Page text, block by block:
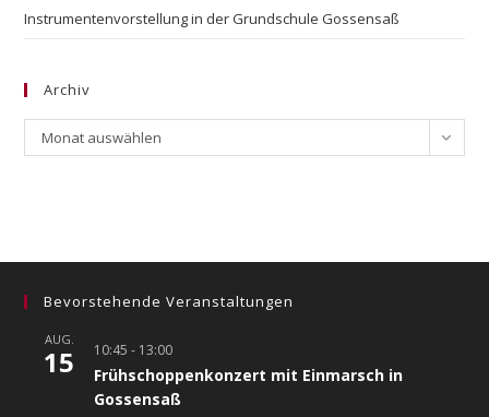
Instrumentenvorstellung in der Grundschule Gossensaß
Archiv
Archiv
Monat auswählen
Bevorstehende Veranstaltungen
AUG.
15 10:45 - 13:00
Frühschoppenkonzert mit Einmarsch in
Gossensaß